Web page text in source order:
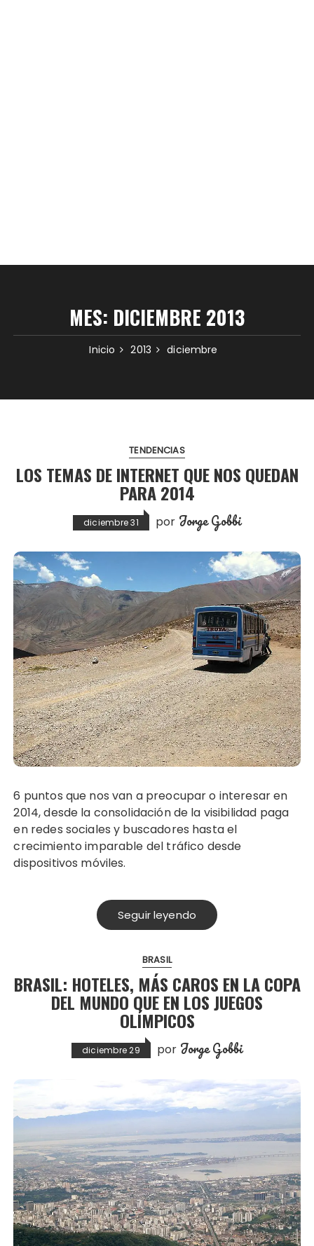
MES: DICIEMBRE 2013
Inicio 2013 diciembre
TENDENCIAS
LOS TEMAS DE INTERNET QUE NOS QUEDAN
PARA 2014
diciembre 31 por Jorge Gobbi
6 puntos que nos van a preocupar o interesar en
2014, desde la consolidación de la visibilidad paga
en redes sociales y buscadores hasta el
crecimiento imparable del tráfico desde
dispositivos móviles.
Seguir leyendo
BRASIL
BRASIL: HOTELES, MÁS CAROS EN LA COPA
DEL MUNDO QUE EN LOS JUEGOS
OLÍMPICOS
diciembre 29 por Jorge Gobbi